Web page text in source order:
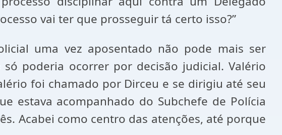
vai ter que prosseguir tá certo isso?”
uma vez aposentado não pode mais ser
poderia ocorrer por decisão judicial. Valério
foi chamado por Dirceu e se dirigiu até seu
estava acompanhado do Subchefe de Polícia
Acabei como centro das atenções, até porque